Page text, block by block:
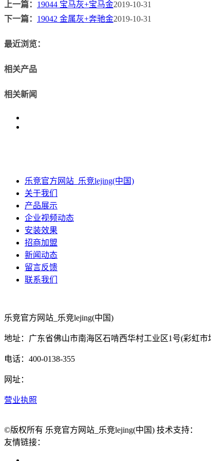
上一篇： 19044 宝马灰+宝马金2019-10-31
下一篇： 19042 金属灰+奔驰金2019-10-31
最近浏览：
相关产品
相关新闻
乐竞官方网站_乐竞lejing(中国)
关于我们
产品展示
企业视频动态
安装效果
招商加盟
新闻动态
留言反馈
联系我们
乐竞官方网站_乐竞lejing(中国)
地址：广东省佛山市南海区石啃西华村工业区1号(彩虹市
电话：400-0138-355
网址：
营业执照
©版权所有 乐竞官方网站_乐竞lejing(中国) 技术支持：
友情链接：